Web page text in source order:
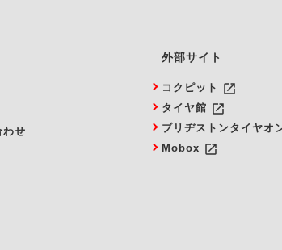
わせ
外部サイト
コクピット launch
タイヤ館 launch
ブリヂストンタイヤオ
Mobox launch